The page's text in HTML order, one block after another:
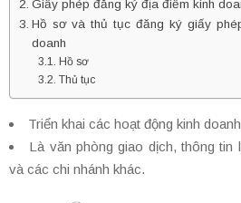
Giấy phép đăng ký địa điểm kinh
Hồ sơ và thủ tục đăng ký giấy
doanh
Hồ sơ
Thủ tục
Triển khai các hoạt động kinh
Là văn phòng giao dịch, thông tin
và các chi nhánh khác.